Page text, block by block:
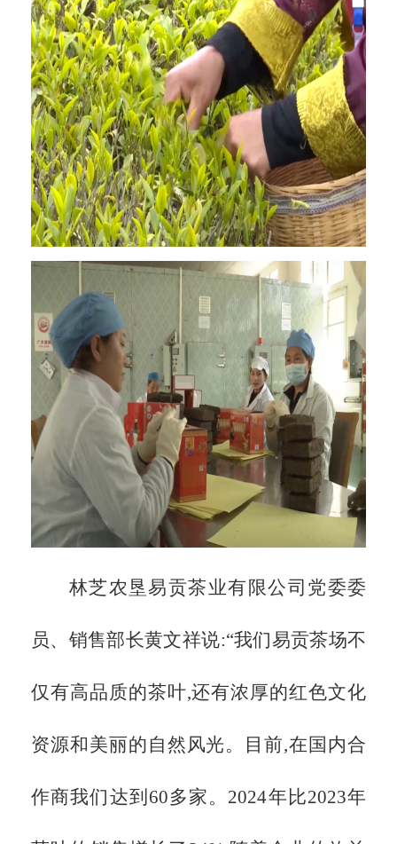
林芝农垦易贡茶业有限公司党委委
员、销售部长黄文祥说:“我们易贡茶场不
仅有高品质的茶叶,还有浓厚的红色文化
资源和美丽的自然风光。目前,在国内合
作商我们达到60多家。2024年比2023年